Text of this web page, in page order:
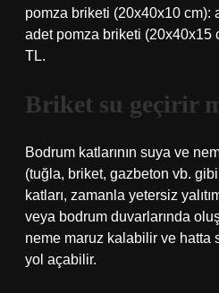
pomza briketi (20x40x10 cm):
adet pomza briketi (20x40x15
TL.
Briket su geçirir
Bodrum katlarının suya ve
(tuğla, briket, gazbeton vb.
katları, zamanla yetersiz
veya bodrum duvarlarında
neme maruz kalabilir ve hatta
yol açabilir.